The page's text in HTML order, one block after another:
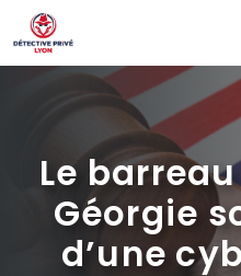
Aller
au
contenu
Le
Géorgie
d’une